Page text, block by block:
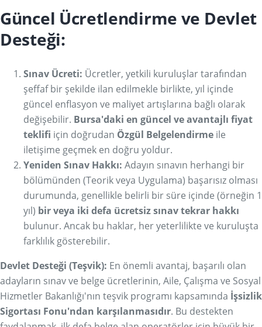
Güncel Ücretlendirme ve Devlet
Desteği:
Sınav Ücreti: Ücretler, yetkili kuruluşlar tarafından
şeffaf bir şekilde ilan edilmekle birlikte, yıl içinde
güncel enflasyon ve maliyet artışlarına bağlı olarak
değişebilir. Bursa'daki en güncel ve avantajlı fiyat
teklifi için doğrudan Özgül Belgelendirme ile
iletişime geçmek en doğru yoldur.
Yeniden Sınav Hakkı: Adayın sınavın herhangi bir
bölümünden (Teorik veya Uygulama) başarısız olması
durumunda, genellikle belirli bir süre içinde (örneğin 1
yıl) bir veya iki defa ücretsiz sınav tekrar hakkı
bulunur. Ancak bu haklar, her yeterlilikte ve kuruluşta
farklılık gösterebilir.
Devlet Desteği (Teşvik): En önemli avantaj, başarılı olan
adayların sınav ve belge ücretlerinin, Aile, Çalışma ve Sosyal
Hizmetler Bakanlığı'nın teşvik programı kapsamında İşsizlik
Sigortası Fonu'ndan karşılanmasıdır. Bu destekten